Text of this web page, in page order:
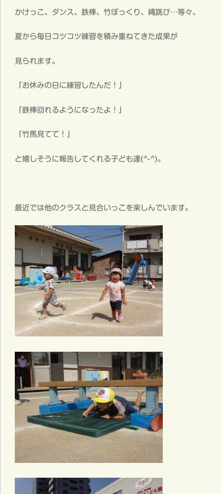
かけっこ、ダンス、鉄棒、竹ぽっくり、縄跳び…等々、
夏から毎日コツコツ練習を積み重ねてきた成果が
見られます。
「お休みの日に練習したんだ！」
「鉄棒回れるようになったよ！」
「竹馬見てて！」
と嬉しそうに報告してくれる子ども達(^-^)。
最近では他のクラスと見合いっこを楽しんでいます。